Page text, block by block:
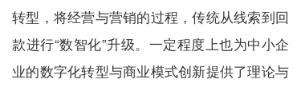
转型，将经营与营销的过程，传统从线索到回
款进行“数智化”升级。一定程度上也为中小企
业的数字化转型与商业模式创新提供了理论与